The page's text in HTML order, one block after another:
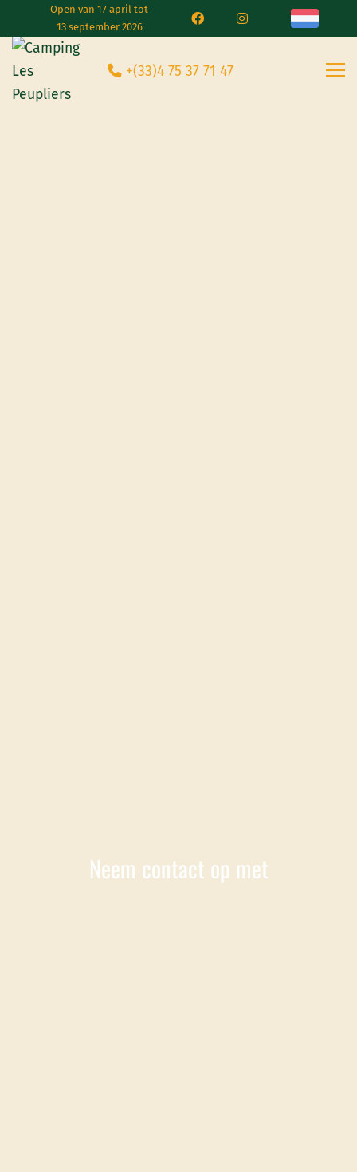
Open van 17 april tot
13 september 2026
+(33)4 75 37 71 47
Neem contact op met